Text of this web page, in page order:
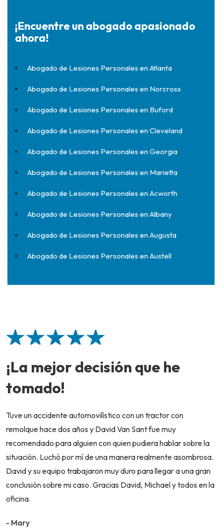
¡Encuentre un abogado apasionado
ahora!
Abogado de Lesiones Personales en Atlanta
Abogado de Lesiones Personales en Norcross
Abogado de Lesiones Personales en Buford
Abogado de Lesiones Personales en Cleveland
Abogado de Lesiones Personales en Georgia
Abogado de Lesiones Personales en Marietta
Abogado de Lesiones Personales en Acworth
Abogado de Lesiones Personales en Albany
Abogado de Lesiones Personales en Augusta
Abogado de Lesiones Personales en Austell
¡La mejor decisión que he
tomado!
Tuve un accidente automovilístico con un tractor con
remolque hace dos años y David Van Sant fue muy
recomendado para alguien con quien pudiera hablar sobre la
situación. Luchó por mí de una manera realmente asombrosa.
David y su equipo trabajaron muy duro para llegar a una gran
conclusión sobre mi caso. Gracias David, Michael y todos en la
oficina.
- Mary